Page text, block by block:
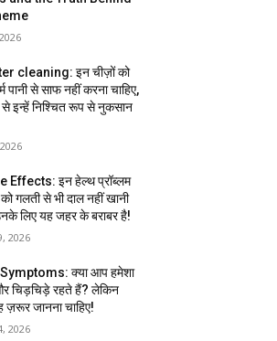
cleaning: इन चीज़ों को
पानी से साफ नहीं करना चाहिए,
इन्हें निश्चित रूप से नुकसान
Effects: इन हेल्थ प्रॉब्लम
को गलती से भी दाल नहीं खानी
लिए यह जहर के बराबर है!
2026
क्या आप हमेशा
चिड़चिड़े रहते हैं? लेकिन
जानना चाहिए!
2026